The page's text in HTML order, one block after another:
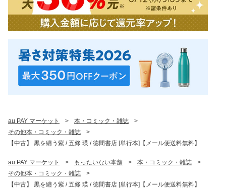
au PAY マーケット > 本・コミック・雑誌
>
その他本・コミック・雑誌
>
【中古】 黒を纏う紫 / 五條 瑛 / 徳間書店 [単行本]【メール便送料無料】
au PAY マーケット > もったいない本舗 > 本・コミック・雑誌
>
その他本・コミック・雑誌
>
【中古】 黒を纏う紫 / 五條 瑛 / 徳間書店 [単行本]【メール便送料無料】